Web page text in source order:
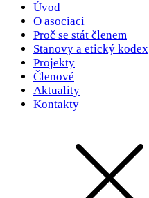
Úvod
O asociaci
Proč se stát členem
Stanovy a etický kodex
Projekty
Členové
Aktuality
Kontakty